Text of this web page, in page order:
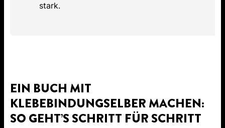
stark.
EIN BUCH MIT
KLEBEBINDUNGSELBER MACHEN:
SO GEHT’S SCHRITT FÜR SCHRITT